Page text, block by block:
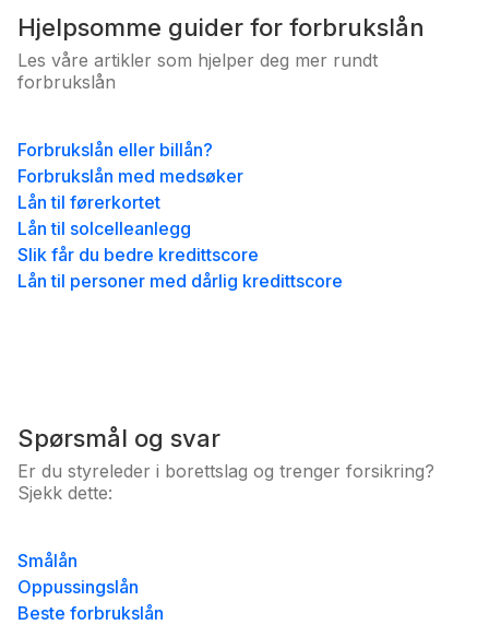
Hjelpsomme guider for forbrukslån
Les våre artikler som hjelper deg mer rundt
forbrukslån
Forbrukslån eller billån?
Forbrukslån med medsøker
Lån til førerkortet
Lån til solcelleanlegg
Slik får du bedre kredittscore
Lån til personer med dårlig kredittscore
Spørsmål og svar
Er du styreleder i borettslag og trenger forsikring?
Sjekk dette:
Smålån
Oppussingslån
Beste forbrukslån